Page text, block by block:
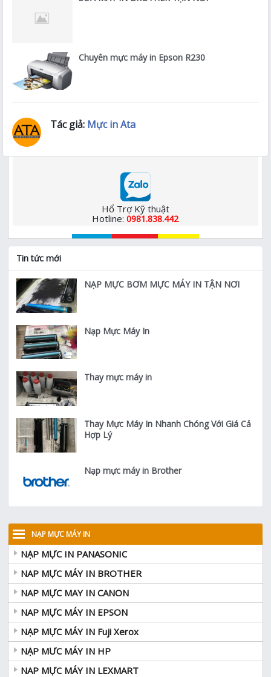
Chuyên mực máy in Epson R230
Tác giả: Mực in Ata
Hổ Trợ Kỹ thuật
Hotline:0981.838.442
Tin tức mới
NẠP MỰC BƠM MỰC MÁY IN TẬN NƠI
Nạp Mực Máy In
Thay mực máy in
Thay Mực Máy In Nhanh Chóng Với Giá Cả
Hợp Lý
Nạp mực máy in Brother
NẠP MỰC MÁY IN
NẠP MỰC IN PANASONIC
NAP MỰC MÁY IN BROTHER
NAP MỰC MAY IN CANON
NAP MỰC MÁY IN EPSON
NẠP MỰC MÁY IN Fuji Xerox
NẠP MƯC MÁY IN HP
NAP MỰC MÁY IN LEXMART